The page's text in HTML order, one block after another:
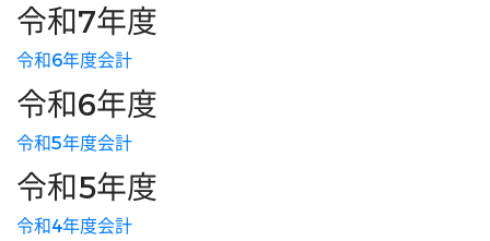
令和7年度
令和6年度会計
令和6年度
令和5年度会計
令和5年度
令和4年度会計